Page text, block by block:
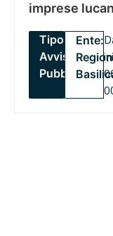
imprese
Tipo:
Avviso
Pubblico
Ente: